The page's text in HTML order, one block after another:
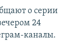
о серии
24
каналы.